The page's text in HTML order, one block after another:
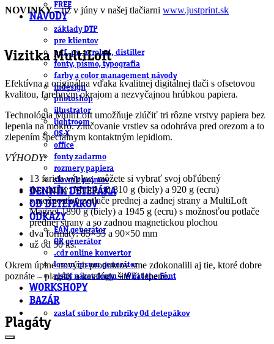
FREE
NÁVODY
základy DTP
pre klientov
pdf, ps, acrobat, distiller
fonty, písmo, typografia
farby a color management návody
indesign
photoshop
illustrator
lightroom
OS X
office
fonty zadarmo
rozmery papiera
slovník pojmov
DENNÍK DETEPÁKA
OD DETEPÁKOV
ODKAZY
EAN generátor
QR generátor
.cdr online konvertor
lorem ipsum generátor
zistiť názov fontu – What the Font
WORKSHOPY
BAZÁR
zaslať súbor do rubriky Od detepákov
NOVINKY– už v júny v našej tlačiarni www.justprint.sk
Vizitka MultiLoft
Efektívna a originálna vďaka kvalitnej digitálnej tlači s ofsetovou
kvalitou, farebným okrajom a nezvyčajnou hrúbkou papiera.
Technológia MultiLoft umožňuje zlúčiť tri rôzne vrstvy papiera bez
lepenia na mokro. Zlučovanie vrstiev sa odohráva pred orezom a to
zlepením špeciálnym kontaktným lepidlom.
VÝHODY:
13 farieb výplne, môžete si vybrať svoj obľúbený
dva druhy: MultiLoft 810 g (biely) a 920 g (ecru)
s možnosťou potlače prednej a zadnej strany a MultiLoft
Magnet 1890 g (biely) a 1945 g (ecru) s možnosťou potlače
prednej strany a so zadnou magnetickou plochou
dva formáty: 85×55 a 90×50 mm
už od 50 ks.
Okrem úplne nových produktov sme zdokonalili aj tie, ktoré dobre
poznáte – plagáty a katalógy šité či lepené.
Plagáty